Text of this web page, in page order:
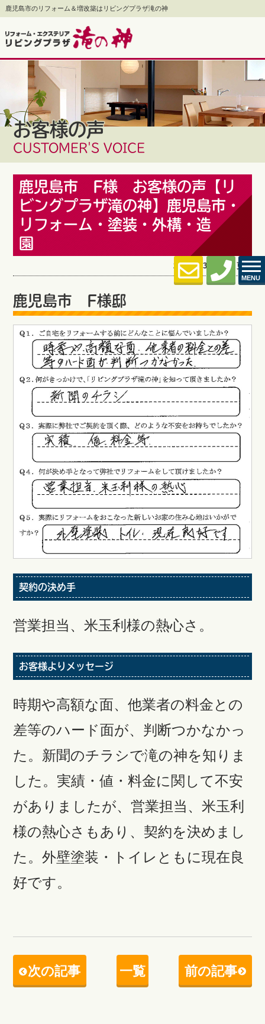
鹿児島市のリフォーム＆増改築はリビングプラザ滝の神
MENU
お客様の声
CUSTOMER'S VOICE
鹿児島市 F様 お客様の声【リ
ビングプラザ滝の神】鹿児島市・
リフォーム・塗装・外構・造
園
2022.10.31 (Mon) 更新
鹿児島市 F様邸
契約の決め手
営業担当、米玉利様の熱心さ。
お客様よりメッセージ
時期や高額な面、他業者の料金との
差等のハード面が、判断つかなかっ
た。新聞のチラシで滝の神を知りま
した。実績・値・料金に関して不安
がありましたが、営業担当、米玉利
様の熱心さもあり、契約を決めまし
た。外壁塗装・トイレともに現在良
好です。
次の記事 一覧 前の記事